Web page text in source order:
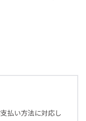
払い方法に対応し